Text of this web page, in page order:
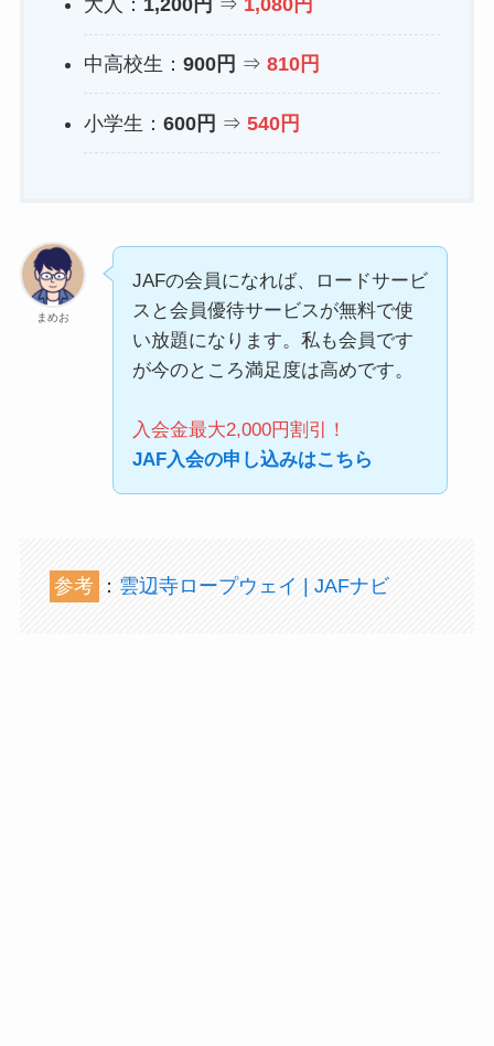
大人： 1,200円 ⇒ 1,080円
中高校生： 900円 ⇒ 810円
小学生： 600円 ⇒ 540円
まめお
JAFの会員になれば、ロードサービ
スと会員優待サービスが無料で使
い放題になります。私も会員です
が今のところ満足度は高めです。
入会金最大2,000円割引！
JAF入会の申し込みはこちら
参考 ： 雲辺寺ロープウェイ | JAFナビ